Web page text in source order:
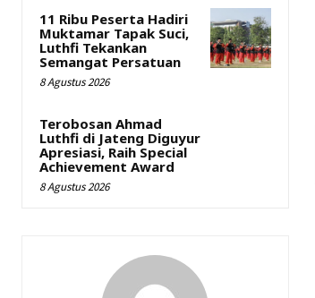
11 Ribu Peserta Hadiri
Muktamar Tapak Suci,
Luthfi Tekankan
Semangat Persatuan
8 Agustus 2026
Terobosan Ahmad
Luthfi di Jateng Diguyur
Apresiasi, Raih Special
Achievement Award
8 Agustus 2026